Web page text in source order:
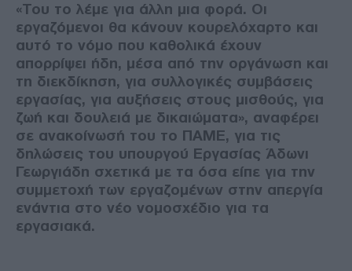
«Του το λέμε για άλλη μια φορά. Οι
εργαζόμενοι θα κάνουν κουρελόχαρτο και
αυτό το νόμο που καθολικά έχουν
απορρίψει ήδη, μέσα από την οργάνωση και
τη διεκδίκηση, για συλλογικές συμβάσεις
εργασίας, για αυξήσεις στους μισθούς, για
ζωή και δουλειά με δικαιώματα», αναφέρει
σε ανακοίνωσή του το ΠΑΜΕ, για τις
δηλώσεις του υπουργού Εργασίας Άδωνι
Γεωργιάδη σχετικά με τα όσα είπε για την
συμμετοχή των εργαζομένων στην απεργία
ενάντια στο νέο νομοσχέδιο για τα
εργασιακά.